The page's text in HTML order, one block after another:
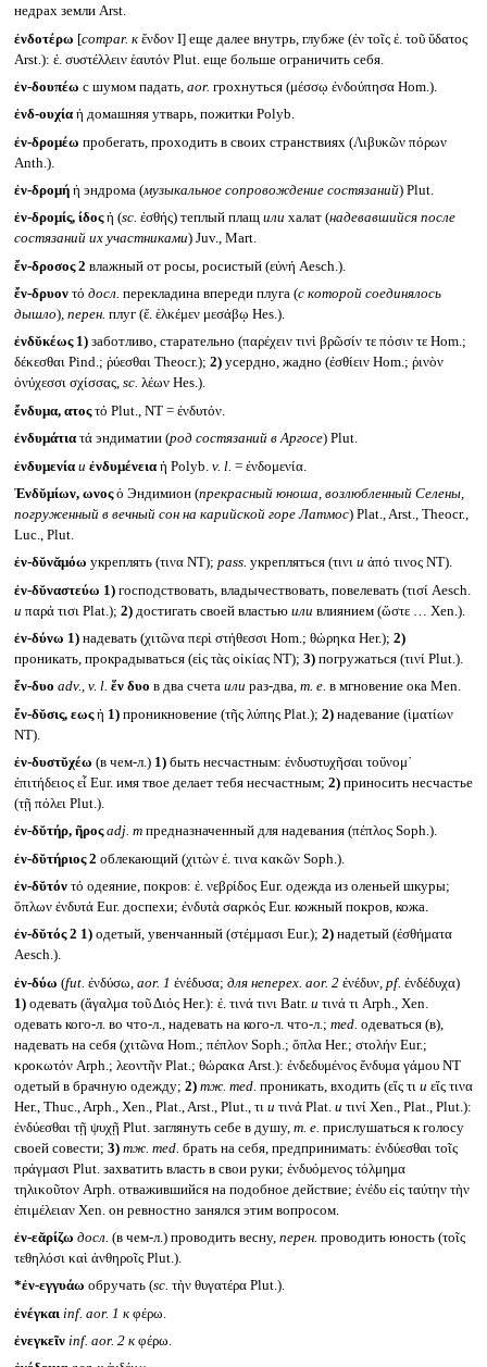
недрах земли Arst.
ἐνδοτέρω [compar. кἔνδον I] еще далее внутрь, глубже (ἐν τοῖς ἐ. τοῦ ὕδατος
Arst.): ἐ. συστέλλειν ἑαυτόν Plut. еще больше ограничить себя.
ἐν-δουπέω с шумом падать, aor. грохнуться (μέσσῳ ἐνδούπησα Hom.).
ἐνδ-ουχία ἡ домашняя утварь, пожитки Polyb.
ἐν-δρομέω пробегать, проходить в своих странствиях (Λιβυκῶν πόρων
Anth.).
ἐν-δρομή ἡ эндрома (музыкальное сопровождение состязаний) Plut.
ἐν-δρομίς, ίδοςἡ (sc. ἐσθής) теплый плащ или халат (надевавшийся после
состязаний их участниками) Juv., Mart.
ἔν-δροσος 2 влажный от росы, росистый (εὐνή Aesch.).
ἔν-δρυον τό досл. перекладина впереди плуга (с которой соединялось
дышло), перен. плуг (ἔ. ἑλκέμεν μεσάβῳ Hes.).
ἐνδῠκέως 1)заботливо, старательно (παρέχειν τινὶ βρῶσίν τε πόσιν τε Hom.;
δέκεσθαι Pind.; ῥύεσθαι Theocr.); 2)усердно, жадно (ἐσθίειν Hom.; ῥινὸν
ὀνύχεσσι σχίσσας, sc. λέων Hes.).
ἔνδυμα, ατοςτό Plut., NT = ἐνδυτόν.
ἐνδυμάτια τά эндиматии (род состязаний в Аргосе) Plut.
ἐνδυμενία и ἐνδυμένεια ἡ Polyb. v. l. = ἐνδομενία.
Ἐνδῠμίων, ωνοςὁ Эндимион (прекрасный юноша, возлюбленный Селены,
погруженный в вечный сон на карийской горе Латмос) Plat., Arst., Theocr.,
Luc., Plut.
ἐν-δῠνᾰμόω укреплять (τινα NT); pass. укрепляться (τινι и ἀπό τινος NT).
ἐν-δῠναστεύω 1)господствовать, владычествовать, повелевать (τισί Aesch.
и παρά τισι Plat.); 2)достигать своей властью или влиянием (ὥστε … Xen.).
ἐν-δύνω 1)надевать (χιτῶνα περὶ στήθεσσι Hom.; θώρηκα Her.); 2)
проникать, прокрадываться (εἰς τὰς οἰκίας NT); 3)погружаться (τινί Plut.).
ἔν-δυο adv., v. l. ἕν δυο в два счета или раз-два, т. е. в мгновение ока Men.
ἔν-δῠσις, εωςἡ 1)проникновение (τῆς λύπης Plat.); 2)надевание (ἱματίων
NT).
ἐν-δυστῠχέω (в чем-л.) 1)быть несчастным: ἐνδυστυχῆσαι τοὔνομ᾽
ἐπιτήδειος εἶ Eur. имя твое делает тебя несчастным; 2)приносить несчастье
(τῇ πόλει Plut.).
ἐν-δῠτήρ, ῆροςadj. mпредназначенный для надевания (πέπλος Soph.).
ἐν-δῠτήριος 2 облекающий (χιτὼν ἐ. τινα κακῶν Soph.).
ἐν-δῠτόν τό одеяние, покров: ἐ. νεβρίδος Eur. одежда из оленьей шкуры;
ὅπλων ἐνδυτά Eur. доспехи; ἐνδυτὰ σαρκός Eur. кожный покров, кожа.
ἐν-δῠτός 2 1)одетый, увенчанный (στέμμασι Eur.); 2)надетый (ἐσθήματα
Aesch.).
ἐν-δύω (fut. ἐνδύσω, aor. 1 ἐνέδυσα; для неперех. aor. 2 ἐνέδυν, pf. ἐνδέδυχα)
1)одевать (ἄγαλμα τοῦ Διός Her.): ἐ. τινά τινι Batr. и τινά τι Arph., Xen.
одевать кого-л. во что-л., надевать на кого-л. что-л.; med. одеваться (в),
надевать на себя (χιτῶνα Hom.; πέπλον Soph.; ὅπλα Her.; στολήν Eur.;
κροκωτόν Arph.; λεοντῆν Plat.; θώρακα Arst.): ἐνδεδυμένος ἔνδυμα γάμου NT
одетый в брачную одежду; 2) тж. med. проникать, входить (εἴς τι и εἴς τινα
Her., Thuc., Arph., Xen., Plat., Arst., Plut., τι и τινά Plat. и τινί Xen., Plat., Plut.):
ἐνδύεσθαι τῇ ψυχῇ Plut. заглянуть себе в душу, т. е. прислушаться к голосу
своей совести; 3) тж. med. брать на себя, предпринимать: ἐνδύεσθαι τοῖς
πράγμασι Plut. захватить власть в свои руки; ἐνδυόμενος τόλμημα
τηλικοῦτον Arph. отважившийся на подобное действие; ἐνέδυ εἰς ταύτην τὴν
ἐπιμέλειαν Xen. он ревностно занялся этим вопросом.
ἐν-εᾰρίζω досл. (в чем-л.) проводить весну, перен. проводить юность (τοῖς
τεθηλόσι καὶ ἀνθηροῖς Plut.).
*ἐν-εγγυάω обручать (sc. τὴν θυγατέρα Plut.).
ἐνέγκαι inf. aor. 1 кφέρω.
ἐνεγκεῖν inf. aor. 2 кφέρω.